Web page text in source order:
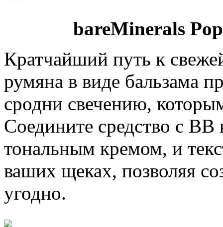
bareMinerals
Кратчайший путь к
румяна в виде бальзама
сродни свечению,
Соедините средство с
тональным кремом, и
ваших щеках, позволяя
угодно.